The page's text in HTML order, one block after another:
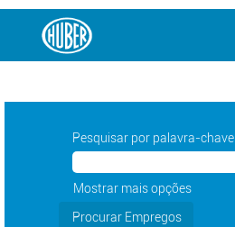
Pesquisar por palavra-chave
Mostrar mais opções